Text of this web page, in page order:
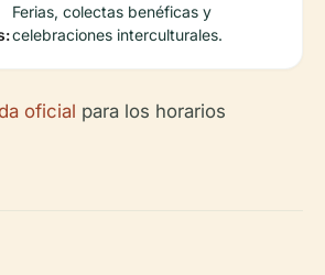
Ferias, colectas benéficas y
celebraciones interculturales.
oficial para los horarios